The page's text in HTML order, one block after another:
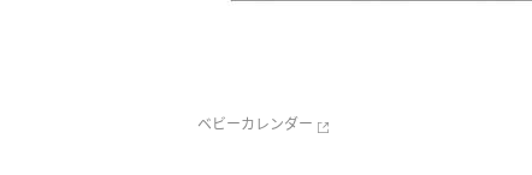
ベビーカレンダー